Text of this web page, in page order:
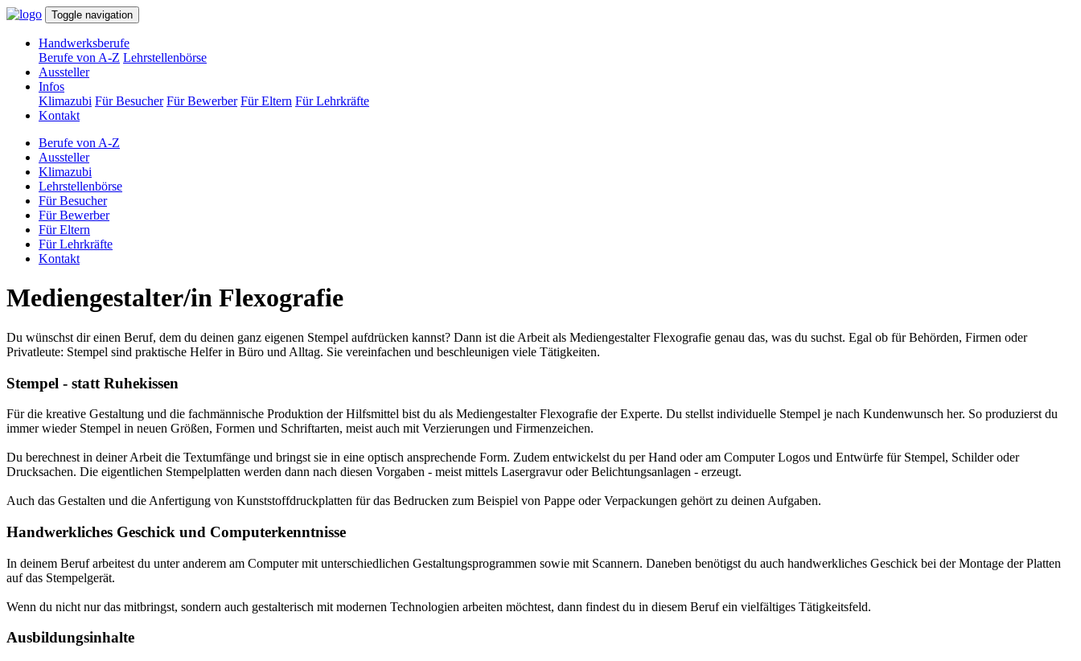
Toggle navigation
Handwerksberufe
Berufe von A-Z Lehrstellenbörse
Aussteller
Infos
Klimazubi Für Besucher Für Bewerber Für Eltern Für Lehrkräfte
Kontakt
Berufe von A-Z
Aussteller
Klimazubi
Lehrstellenbörse
Für Besucher
Für Bewerber
Für Eltern
Für Lehrkräfte
Kontakt
Medien­gestalter/in Flexografie
Du wünschst dir einen Beruf, dem du deinen ganz eigenen Stempel aufdrücken kannst? Dann ist die Arbeit als Mediengestalter Flexografie genau das, was du suchst. Egal ob für Behörden, Firmen oder
Privatleute: Stempel sind praktische Helfer in Büro und Alltag. Sie vereinfachen und beschleunigen viele Tätigkeiten.
Stempel - statt Ruhekissen
Für die kreative Gestaltung und die fachmännische Produktion der Hilfsmittel bist du als Mediengestalter Flexografie der Experte. Du stellst individuelle Stempel je nach Kundenwunsch her. So produzierst du
immer wieder Stempel in neuen Größen, Formen und Schriftarten, meist auch mit Verzierungen und Firmenzeichen.
Du berechnest in deiner Arbeit die Textumfänge und bringst sie in eine optisch ansprechende Form. Zudem entwickelst du per Hand oder am Computer Logos und Entwürfe für Stempel, Schilder oder
Drucksachen. Die eigentlichen Stempelplatten werden dann nach diesen Vorgaben - meist mittels Lasergravur oder Belichtungsanlagen - erzeugt.
Auch das Gestalten und die Anfertigung von Kunststoffdruckplatten für das Bedrucken zum Beispiel von Pappe oder Verpackungen gehört zu deinen Aufgaben.
Handwerkliches Geschick und Computerkenntnisse
In deinem Beruf arbeitest du unter anderem am Computer mit unterschiedlichen Gestaltungsprogrammen sowie mit Scannern. Daneben benötigst du auch handwerkliches Geschick bei der Montage der Platten
auf das Stempelgerät.
Wenn du nicht nur das mitbringst, sondern auch gestalterisch mit modernen Technologien arbeiten möchtest, dann findest du in diesem Beruf ein vielfältiges Tätigkeitsfeld.
Ausbildungsinhalte